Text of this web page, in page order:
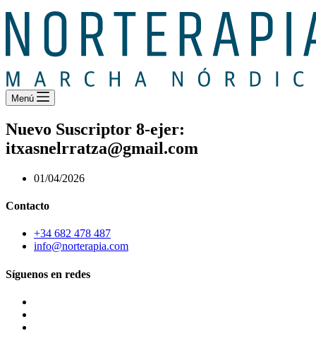
Menú
Nuevo Suscriptor 8-ejer:
itxasnelrratza@gmail.com
01/04/2026
Contacto
+34 682 478 487
info@norterapia.com
Síguenos en redes